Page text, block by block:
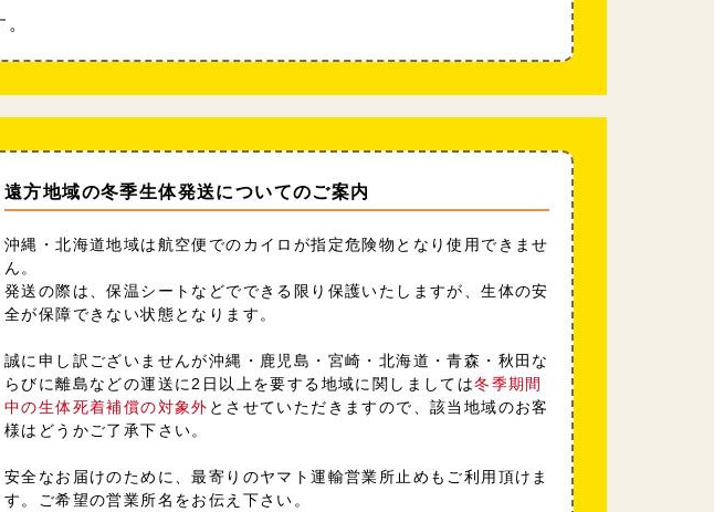
遠方地域の冬季生体発送についてのご案内
沖縄・北海道地域は航空便でのカイロが指定危険物となり使用できませ
ん。
発送の際は、保温シートなどでできる限り保護いたしますが、生体の安
全が保障できない状態となります。
誠に申し訳ございませんが沖縄・鹿児島・宮崎・北海道・青森・秋田な
らびに離島などの運送に2日以上を要する地域に関しましては冬季期間
中の生体死着補償の対象外 とさせていただきますので、該当地域のお客
様はどうかご了承下さい。
安全なお届けのために、最寄りのヤマト運輸営業所止めもご利用頂けま
す。ご希望の営業所名をお伝え下さい。